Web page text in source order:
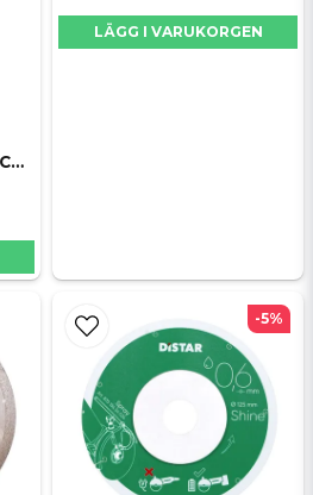
Diamantklinga MasterCUT Ø125, 22,23mm
LÄGG I VARUKORGEN
-5%